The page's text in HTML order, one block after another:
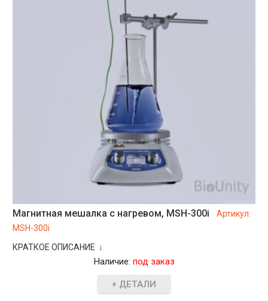
Магнитная мешалка с нагревом, MSH-300i
Артикул:
MSH-300i
КРАТКОЕ ОПИСАНИЕ ↓
Наличие: под заказ
+ ДЕТАЛИ